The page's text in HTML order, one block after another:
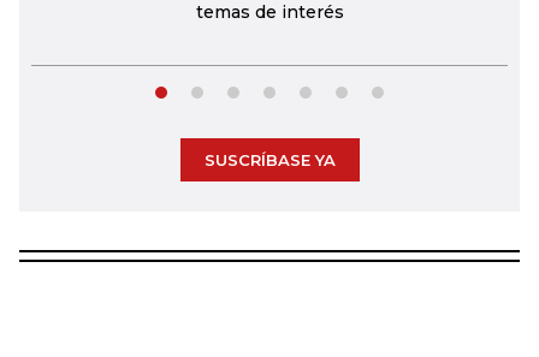
temas de interés
SUSCRÍBASE YA